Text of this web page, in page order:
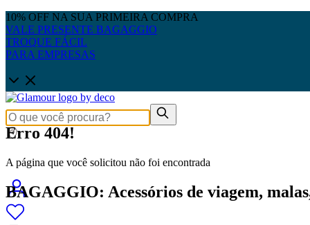
10% OFF NA SUA PRIMEIRA COMPRA
VALE PRESENTE BAGAGGIO
TROQUE FÁCIL
PARA EMPRESAS
Erro 404!
A página que você solicitou não foi encontrada
BAGAGGIO: Acessórios de viagem,